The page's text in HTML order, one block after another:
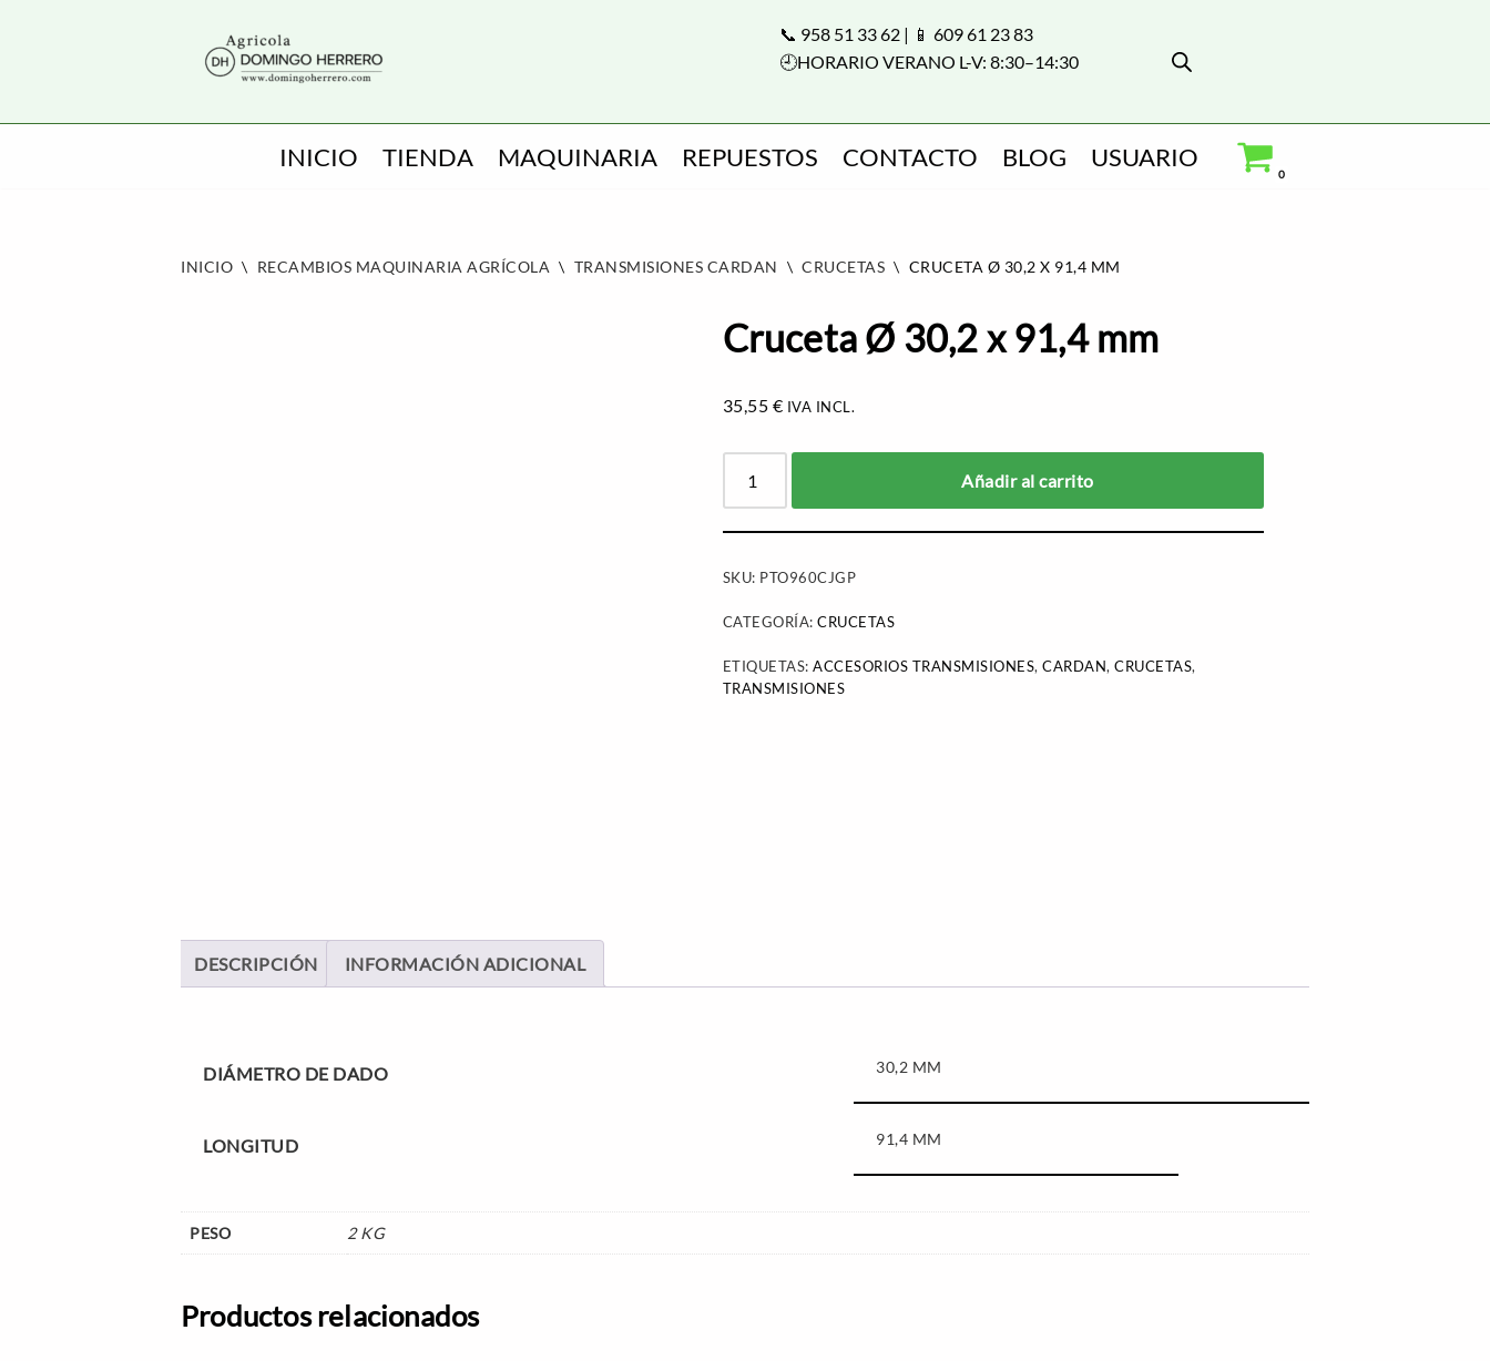
📞 958 51 33 62 | 📱 609 61 23 83
🕘HORARIO VERANO L-V: 8:30–14:30
INICIO TIENDA MAQUINARIA REPUESTOS CONTACTO BLOG USUARIO
0
INICIO \ RECAMBIOS MAQUINARIA AGRÍCOLA \ TRANSMISIONES CARDAN \ CRUCETAS \ CRUCETA Ø 30,2 X 91,4 MM
Cruceta Ø 30,2 x 91,4 mm
35,55 € IVA INCL.
Añadir al carrito
SKU: PTO960CJGP
CATEGORÍA:CRUCETAS
ETIQUETAS:ACCESORIOS TRANSMISIONES,CARDAN,CRUCETAS,
TRANSMISIONES
DESCRIPCIÓN INFORMACIÓN ADICIONAL
DIÁMETRO DE DADO 30,2 MM
LONGITUD 91,4 MM
PESO 2 KG
Productos relacionados